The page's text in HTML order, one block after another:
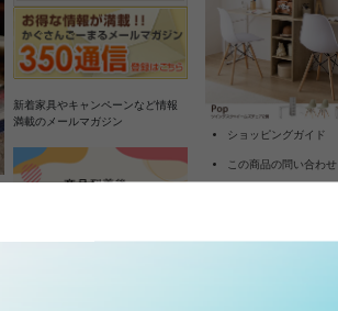
新着家具やキャンペーンなど情報
満載のメールマガジン
ショッピングガイド
この商品の問い合わせ